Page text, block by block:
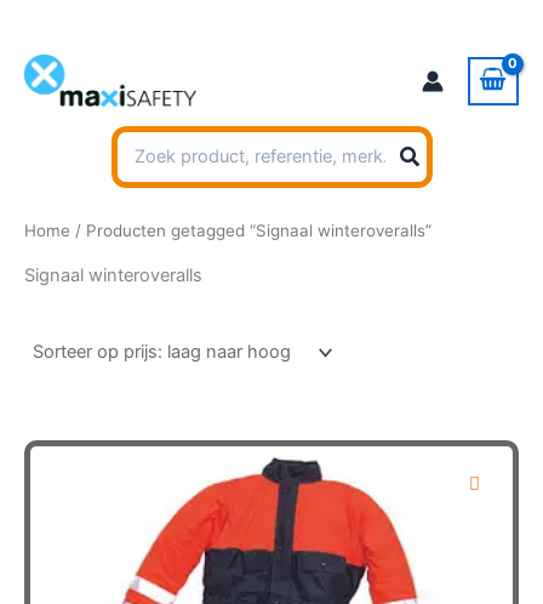
inhoud
Zoeken
naar:
Home / Producten getagged “Signaal winteroveralls”
Signaal winteroveralls